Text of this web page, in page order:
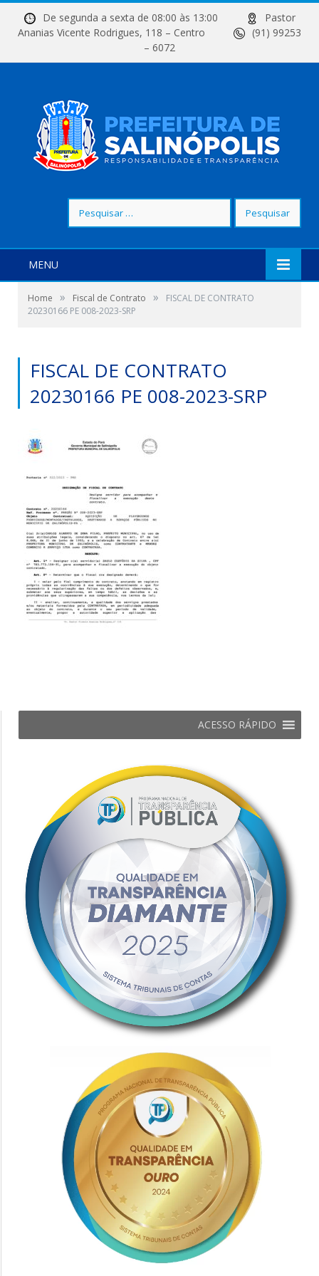
De segunda a sexta de 08:00 às 13:00
Pastor
Ananias Vicente Rodrigues, 118 – Centro
(91) 99253
– 6072
por:
MENU
Home » Fiscal de Contrato »
FISCAL DE CONTRATO
20230166 PE 008-2023-SRP
FISCAL DE CONTRATO
20230166 PE 008-2023-SRP
ACESSO RÁPIDO